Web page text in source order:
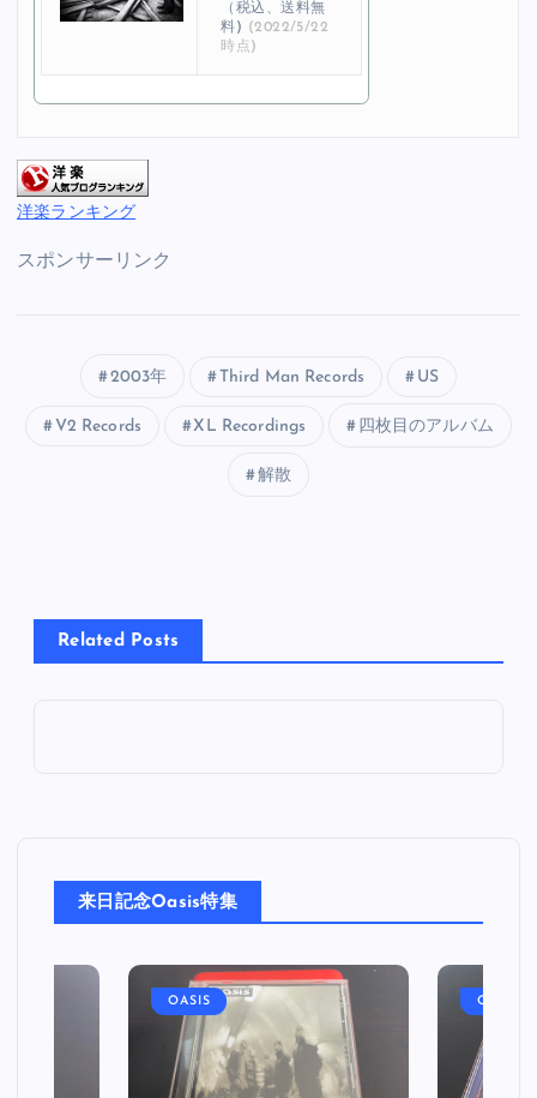
（税込、送料無
料) (2022/5/22
時点)
洋楽ランキング
スポンサーリンク
2003年 Third Man Records US
V2 Records XL Recordings 四枚目のアルバム
解散
Related Posts
来日記念Oasis特集
OASIS OASIS